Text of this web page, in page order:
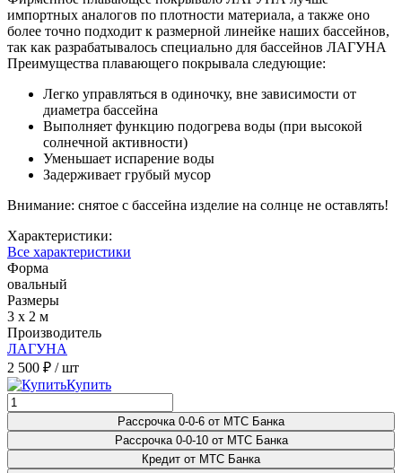
импортных аналогов по плотности материала, а также оно
более точно подходит к размерной линейке наших бассейнов,
так как разрабатывалось специально для бассейнов ЛАГУНА
Преимущества плавающего покрывала следующие:
Легко управляться в одиночку, вне зависимости от
диаметра бассейна
Выполняет функцию подогрева воды (при высокой
солнечной активности)
Уменьшает испарение воды
Задерживает грубый мусор
Внимание: снятое с бассейна изделие на солнце не оставлять!
Характеристики:
Все характеристики
Форма
овальный
Размеры
3 x 2 м
Производитель
ЛАГУНА
2 500 ₽ / шт
Купить
Рассрочка 0-0-6 от МТС Банка
Рассрочка 0-0-10 от МТС Банка
Кредит от МТС Банка